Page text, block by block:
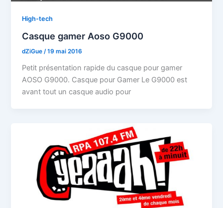
High-tech
Casque gamer Aoso G9000
dZiGue /19 mai 2016
Petit présentation rapide du casque pour gamer
AOSO G9000. Casque pour Gamer Le G9000 est
avant tout un casque audio pour